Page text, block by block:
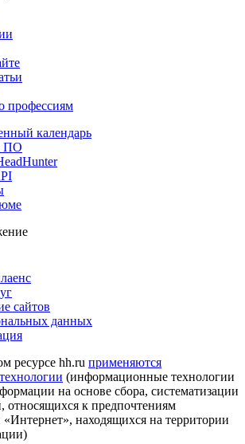
профессиям
календарь
ПО
сайтов
данных
ресурсе hh.ru применяются
(информационные технологии
на основе сбора, систематизации
относящихся к предпочтениям
«Интернет», находящихся на территории